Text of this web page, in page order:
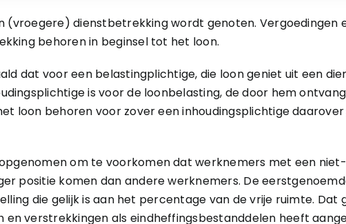
(vroegere) dienstbetrekking wordt genoten. Vergoedingen
behoren in beginsel tot het loon.
dat voor een belastingplichtige, die loon geniet uit een
is voor de loonbelasting, de door hem
loon behoren voor zover een inhoudingsplichtige daarover
om te voorkomen dat werknemers met een
positie komen dan andere werknemers. De
die gelijk is aan het percentage van de vrije ruimte. Dat
en verstrekkingen als eindheffingsbestanddelen heeft